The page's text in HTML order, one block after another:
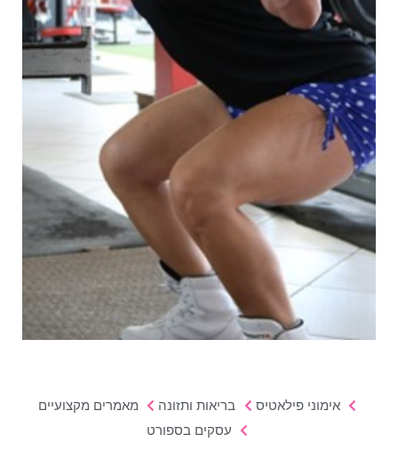
אימוני פילאטיס בריאות ותזונה
מאמרים מקצועיים
עסקים בספורט